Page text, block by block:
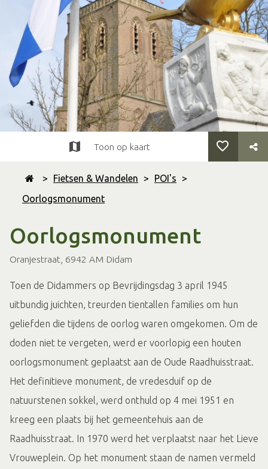
> Fietsen & Wandelen > POI's >
Oorlogsmonument
Oorlogsmonument
Oranjestraat, 6942 AM Didam
Toon op kaart
Toen de Didammers op Bevrijdingsdag 3 april 1945
uitbundig juichten, treurden tientallen families om hun
geliefden die tijdens de oorlog waren omgekomen. Om de
doden niet te vergeten, werd er voorlopig een houten
oorlogsmonument geplaatst aan de Oude Raadhuisstraat.
Het definitieve monument, de vredesduif op de
natuurstenen sokkel, werd onthuld op 4 mei 1951 en
kreeg een plaats bij het gemeentehuis aan de
Raadhuisstraat. In 1970 werd het verplaatst naar het Lieve
Vrouweplein. Op het monument staan de namen vermeld